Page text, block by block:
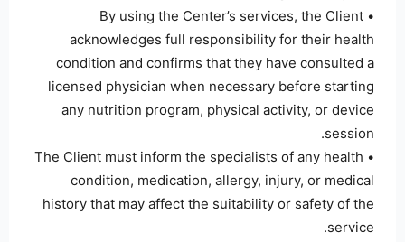
• By using the Center’s services, the Client
acknowledges full responsibility for their health
condition and confirms that they have consulted a
licensed physician when necessary before starting
any nutrition program, physical activity, or device
session.
• The Client must inform the specialists of any health
condition, medication, allergy, injury, or medical
history that may affect the suitability or safety of the
service.